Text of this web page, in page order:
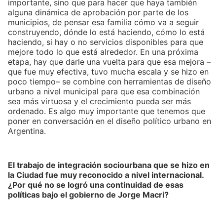
importante, sino que para hacer que haya también
alguna dinámica de aprobación por parte de los
municipios, de pensar esa familia cómo va a seguir
construyendo, dónde lo está haciendo, cómo lo está
haciendo, si hay o no servicios disponibles para que
mejore todo lo que está alrededor. En una próxima
etapa, hay que darle una vuelta para que esa mejora –
que fue muy efectiva, tuvo mucha escala y se hizo en
poco tiempo– se combine con herramientas de diseño
urbano a nivel municipal para que esa combinación
sea más virtuosa y el crecimiento pueda ser más
ordenado. Es algo muy importante que tenemos que
poner en conversación en el diseño político urbano en
Argentina.
El trabajo de integración sociourbana que se hizo en
la Ciudad fue muy reconocido a nivel internacional.
¿Por qué no se logró una continuidad de esas
políticas bajo el gobierno de Jorge Macri?